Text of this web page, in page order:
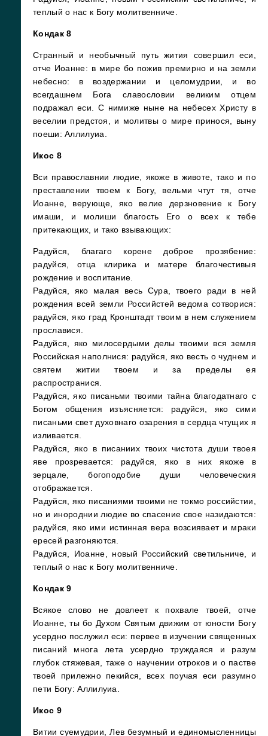
теплый о нас к Богу молитвенниче.
Кондак 8
Странный и необычный путь жития совершил еси,
отче Иоанне: в мире бо пожив премирно и на земли
небесно: в воздержании и целомудрии, и во
всегдашнем Бога славословии великим отцем
подражал еси. С нимиже ныне на небесех Христу в
веселии предстоя, и молитвы о мире принося, выну
поеши: Аллилуиа.
Икос 8
Вси православнии людие, якоже в животе, тако и по
преставлении твоем к Богу, вельми чтут тя, отче
Иоанне, верующе, яко велие дерзновение к Богу
имаши, и молиши благость Его о всех к тебе
притекающих, и тако взывающих:
Радуйся, благаго корене доброе прозябение:
радуйся, отца клирика и матере благочестивыя
рождение и воспитание.
Радуйся, яко малая весь Сура, твоего ради в ней
рождения всей земли Российстей ведома сотворися:
радуйся, яко град Кронштадт твоим в нем служением
прославися.
Радуйся, яко милосердыми делы твоими вся земля
Российская наполнися: радуйся, яко весть о чуднем и
святем житии твоем и за пределы ея
распространися.
Радуйся, яко писаньми твоими тайна благодатнаго с
Богом общения изъясняется: радуйся, яко сими
писаньми свет духовнаго озарения в сердца чтущих я
изливается.
Радуйся, яко в писаниих твоих чистота души твоея
яве прозревается: радуйся, яко в них якоже в
зерцале, богоподобие души человеческия
отображается.
Радуйся, яко писаниями твоими не токмо российстии,
но и инороднии людие во спасение свое назидаются:
радуйся, яко ими истинная вера возсиявает и мраки
ересей разгоняются.
Радуйся, Иоанне, новый Российский светильниче, и
теплый о нас к Богу молитвенниче.
Кондак 9
Всякое слово не довлеет к похвале твоей, отче
Иоанне, ты бо Духом Святым движим от юности Богу
усердно послужил еси: первее в изучении священных
писаний многа лета усердно труждаяся и разум
глубок стяжевая, таже о научении отроков и о пастве
твоей прилежно пекийся, всех поучая еси разумно
пети Богу: Аллилуиа.
Икос 9
Витии суемудрии, Лев безумный и единомысленницы